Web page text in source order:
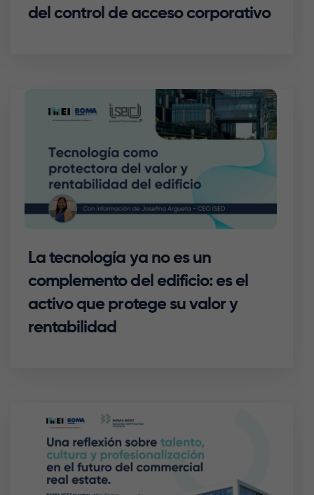
del control de acceso corporativo
La tecnología ya no es un
complemento del edificio: es el
activo que protege su valor y
rentabilidad